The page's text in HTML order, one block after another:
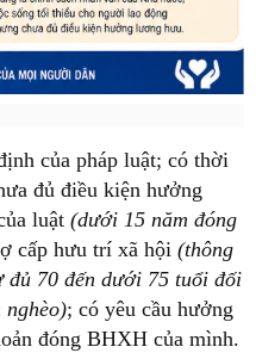
của pháp luật; có thời
đủ điều kiện hưởng
luật (dưới 15 năm đóng
cấp hưu trí xã hội (thông
70 đến dưới 75 tuổi đối
; có yêu cầu hưởng
đóng BHXH của mình.